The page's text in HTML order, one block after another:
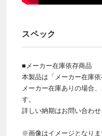
スペック
■メーカー在庫依存商品
本製品は「メーカー在庫依
メーカー在庫ありの場合
す。
詳しい納期はお問い合わせ
※画像はイメージとなり